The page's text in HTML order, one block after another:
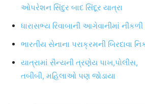
ઓપરેશન સિંદુર બાદ સિંદૂર યાત્રા
ધારાસભ્ય રિવાબાની આગેવાનીમાં નીકળી
ભારતીય સેનાના પરાક્રમની બિરદાવા
યાત્રામાં સૈન્યની ત્રણેય પાખ,પોલીસ,
તબીબી, મહિલાઓ પણ જોડાયા